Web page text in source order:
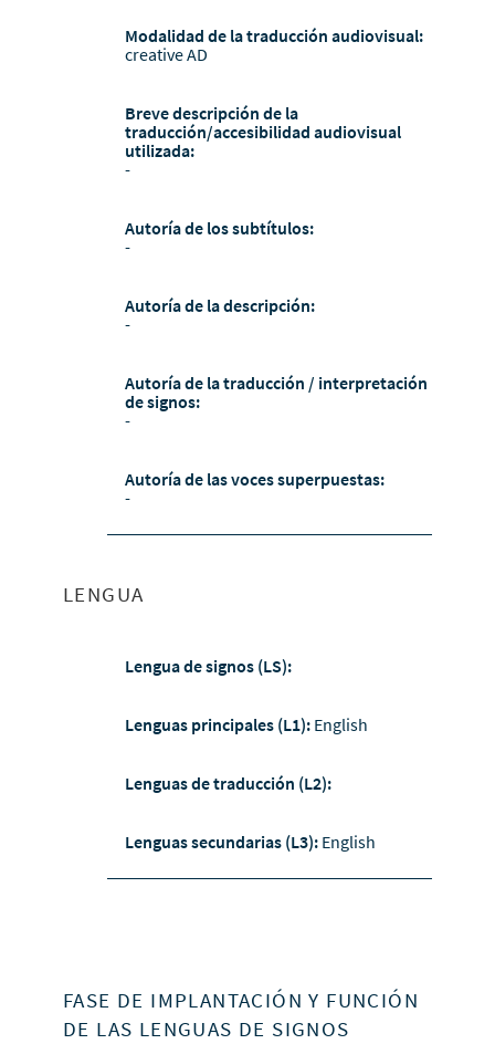
Modalidad de la traducción audiovisual:
creative AD
Breve descripción de la
traducción/accesibilidad audiovisual
utilizada:
-
Autoría de los subtítulos:
-
Autoría de la descripción:
-
Autoría de la traducción / interpretación
de signos:
-
Autoría de las voces superpuestas:
-
LENGUA
Lengua de signos (LS):
Lenguas principales (L1): English
Lenguas de traducción (L2):
Lenguas secundarias (L3): English
FASE DE IMPLANTACIÓN Y FUNCIÓN
DE LAS LENGUAS DE SIGNOS